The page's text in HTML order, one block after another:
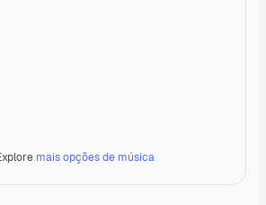
mais opções de música